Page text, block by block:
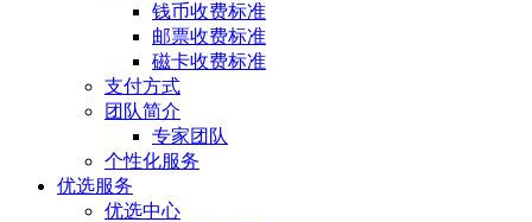
钱币收费标准
邮票收费标准
磁卡收费标准
支付方式
团队简介
专家团队
个性化服务
优选服务
优选中心